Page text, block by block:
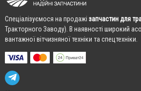
Cпеціалізуємося на продажі запчастин для
Тракторного Заводу). В наявності широкий
вантажної вітчизняної техніки та спецтехніки.